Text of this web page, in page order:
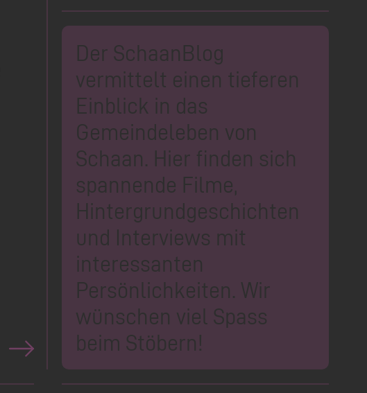
Der SchaanBlog
vermittelt einen tieferen
Einblick in das
Gemeindeleben von
Schaan. Hier finden sich
spannende Filme,
Hintergrundgeschichten
und Interviews mit
interessanten
Persönlichkeiten. Wir
wünschen viel Spass
beim Stöbern!